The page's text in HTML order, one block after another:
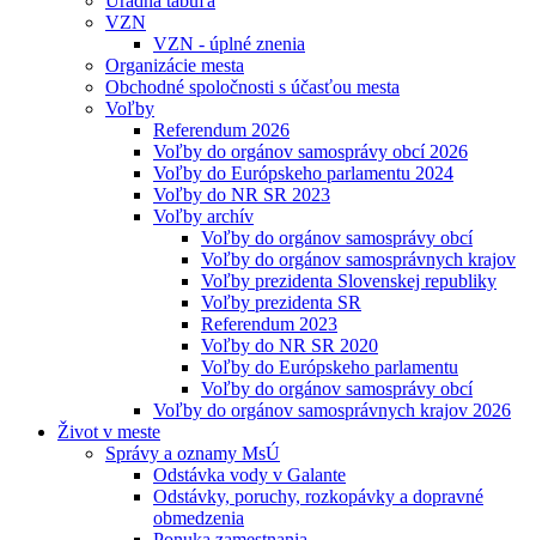
VZN
VZN - úplné znenia
Organizácie mesta
Obchodné spoločnosti s účasťou mesta
Voľby
Referendum 2026
Voľby do orgánov samosprávy obcí 2026
Voľby do Európskeho parlamentu 2024
Voľby do NR SR 2023
Voľby archív
Voľby do orgánov samosprávy obcí
Voľby do orgánov samosprávnych krajov
Voľby prezidenta Slovenskej republiky
Voľby prezidenta SR
Referendum 2023
Voľby do NR SR 2020
Voľby do Európskeho parlamentu
Voľby do orgánov samosprávy obcí
Voľby do orgánov samosprávnych krajov 2026
Život v meste
Správy a oznamy MsÚ
Odstávka vody v Galante
Odstávky, poruchy, rozkopávky a dopravné
obmedzenia